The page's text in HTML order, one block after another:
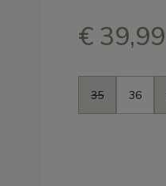
€ 39,99
Maat
35 36